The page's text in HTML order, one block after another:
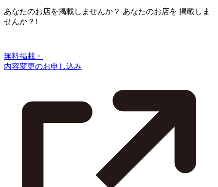
あなたのお店を掲載しませんか？ あなたのお店を 掲載しま
せんか？!
無料掲載・
内容変更のお申し込み